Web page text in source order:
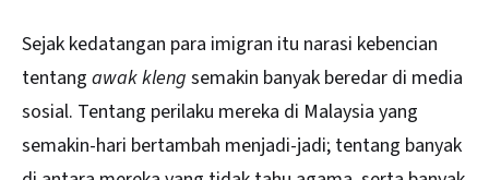
Sejak kedatangan para imigran itu narasi kebencian
tentang awakkleng semakin banyak beredar di media
sosial. Tentang perilaku mereka di Malaysia yang
semakin-hari bertambah menjadi-jadi; tentang banyak